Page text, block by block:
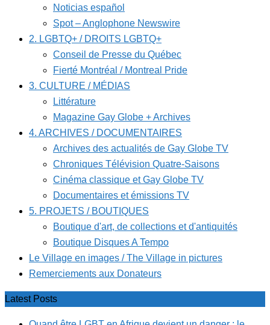
Noticias español
Spot – Anglophone Newswire
2. LGBTQ+ / DROITS LGBTQ+
Conseil de Presse du Québec
Fierté Montréal / Montreal Pride
3. CULTURE / MÉDIAS
Littérature
Magazine Gay Globe + Archives
4. ARCHIVES / DOCUMENTAIRES
Archives des actualités de Gay Globe TV
Chroniques Télévision Quatre-Saisons
Cinéma classique et Gay Globe TV
Documentaires et émissions TV
5. PROJETS / BOUTIQUES
Boutique d'art, de collections et d'antiquités
Boutique Disques A Tempo
Le Village en images / The Village in pictures
Remerciements aux Donateurs
Latest Posts